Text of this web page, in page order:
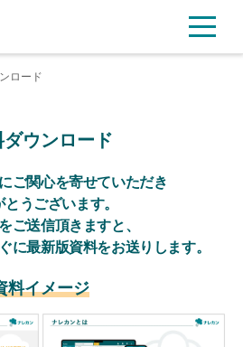
ロード
ダウンロード
ご関心を寄せていただき
とうございます。
ご送信頂きますと、
に最新版資料をお送りします。
料イメージ